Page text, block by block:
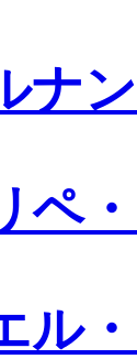
ナ
ペ
ル